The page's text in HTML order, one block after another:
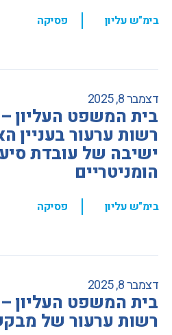
בימ"ש עליון , פסיקה
דצמבר 8, 2025
בית המשפט העליון
רשות ערעור בעניין
ישיבה של עובדת
הומניטריים
בימ"ש עליון , פסיקה
דצמבר 8, 2025
בית המשפט העליון
רשות ערעור של